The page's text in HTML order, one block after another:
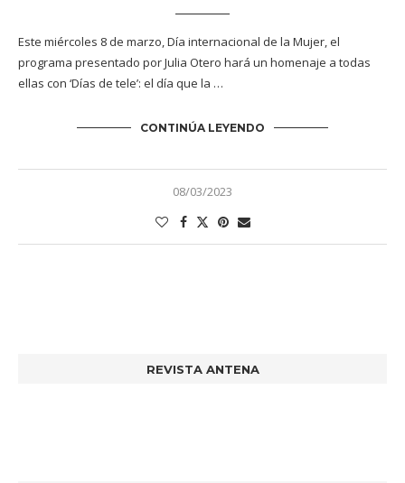
Este miércoles 8 de marzo, Día internacional de la Mujer, el
programa presentado por Julia Otero hará un homenaje a todas
ellas con ‘Días de tele’: el día que la …
CONTINÚA LEYENDO
08/03/2023
REVISTA ANTENA